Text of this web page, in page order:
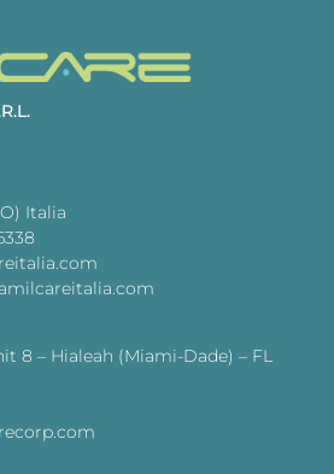
Italia
8 – Hialeah (Miami-Dade) – FL